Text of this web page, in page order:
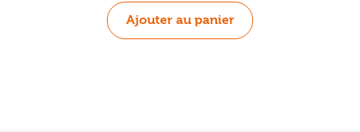
Ajouter au panier